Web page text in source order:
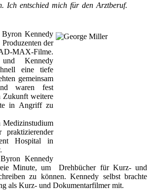
Ich entschied mich für den Arztberuf.
Kennedy
der
MAX-Filme.
Kennedy
eine tiefe
gemeinsam
waren fest
Zukunft weitere
in Angriff zu
praktizierender
Hospital in
Kennedy
Minute, um Drehbücher für Kurz- und
zu können. Kennedy selbst brachte
als Kurz- und Dokumentarfilmer mit.